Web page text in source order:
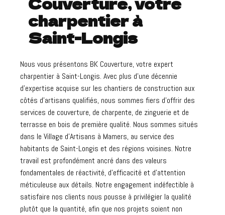
charpentier à
Saint-Longis
Nous vous présentons BK Couverture, votre expert
charpentier à Saint-Longis. Avec plus d'une décennie
d'expertise acquise sur les chantiers de construction aux
côtés d'artisans qualifiés, nous sommes fiers d'offrir des
services de couverture, de charpente, de zinguerie et de
terrasse en bois de première qualité. Nous sommes situés
dans le Village d'Artisans à Mamers, au service des
habitants de Saint-Longis et des régions voisines. Notre
travail est profondément ancré dans des valeurs
fondamentales de réactivité, d'efficacité et d'attention
méticuleuse aux détails. Notre engagement indéfectible à
satisfaire nos clients nous pousse à privilégier la qualité
plutôt que la quantité, afin que nos projets soient non